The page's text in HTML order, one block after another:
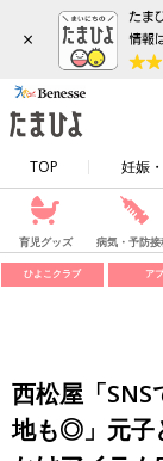
×
TOP 妊娠
育児グッズ 病気・予防接
ひよこクラブ ア
西松屋「
地も◎」元子